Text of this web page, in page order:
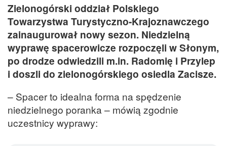
Zielonogórski oddział Polskiego
Towarzystwa Turystyczno-Krajoznawczego
zainaugurował nowy sezon. Niedzielną
wyprawę spacerowicze rozpoczęli w Słonym,
po drodze odwiedzili m.in. Radomię i Przylep
i doszli do zielonogórskiego osiedla Zacisze.
– Spacer to idealna forma na spędzenie
niedzielnego poranka – mówią zgodnie
uczestnicy wyprawy: